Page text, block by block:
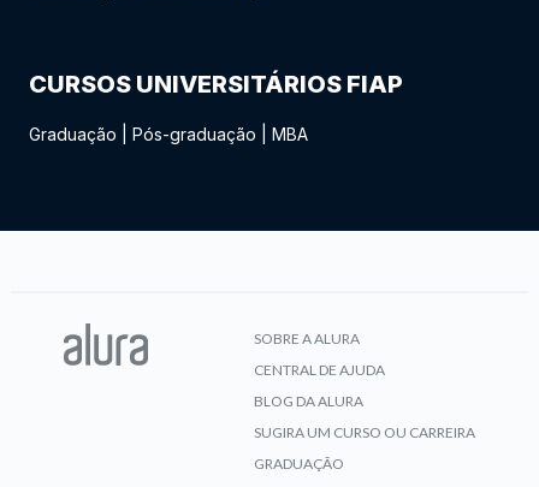
CURSOS UNIVERSITÁRIOS FIAP
Graduação Pós-graduação MBA
SOBRE A ALURA
CENTRAL DE AJUDA
BLOG DA ALURA
SUGIRA UM CURSO OU CARREIRA
GRADUAÇÃO